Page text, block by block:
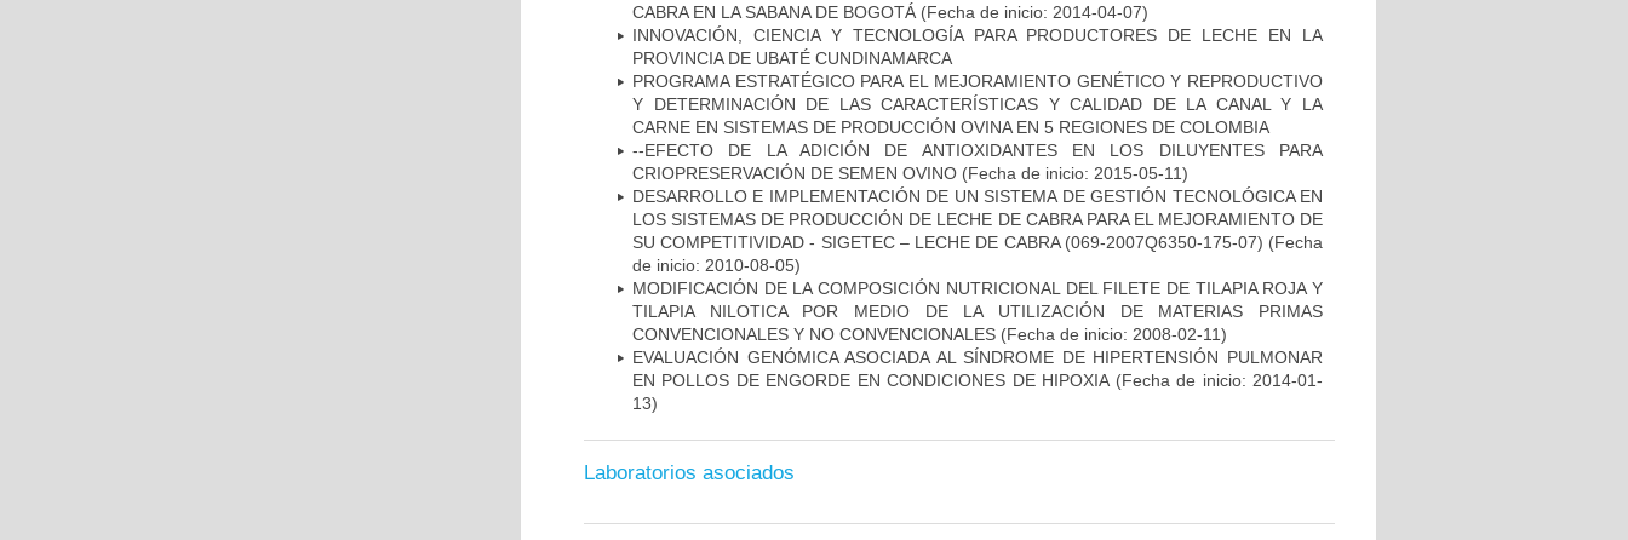
CABRA EN LA SABANA DE BOGOTÁ (Fecha de inicio: 2014-04-07)
INNOVACIÓN, CIENCIA Y TECNOLOGÍA PARA PRODUCTORES DE LECHE EN LA
PROVINCIA DE UBATÉ CUNDINAMARCA
PROGRAMA ESTRATÉGICO PARA EL MEJORAMIENTO GENÉTICO Y REPRODUCTIVO
Y DETERMINACIÓN DE LAS CARACTERÍSTICAS Y CALIDAD DE LA CANAL Y LA
CARNE EN SISTEMAS DE PRODUCCIÓN OVINA EN 5 REGIONES DE COLOMBIA
--EFECTO DE LA ADICIÓN DE ANTIOXIDANTES EN LOS DILUYENTES PARA
CRIOPRESERVACIÓN DE SEMEN OVINO (Fecha de inicio: 2015-05-11)
DESARROLLO E IMPLEMENTACIÓN DE UN SISTEMA DE GESTIÓN TECNOLÓGICA EN
LOS SISTEMAS DE PRODUCCIÓN DE LECHE DE CABRA PARA EL MEJORAMIENTO DE
SU COMPETITIVIDAD - SIGETEC – LECHE DE CABRA (069-2007Q6350-175-07) (Fecha
de inicio: 2010-08-05)
MODIFICACIÓN DE LA COMPOSICIÓN NUTRICIONAL DEL FILETE DE TILAPIA ROJA Y
TILAPIA NILOTICA POR MEDIO DE LA UTILIZACIÓN DE MATERIAS PRIMAS
CONVENCIONALES Y NO CONVENCIONALES (Fecha de inicio: 2008-02-11)
EVALUACIÓN GENÓMICA ASOCIADA AL SÍNDROME DE HIPERTENSIÓN PULMONAR
EN POLLOS DE ENGORDE EN CONDICIONES DE HIPOXIA(Fecha de inicio: 2014-01-
13)
Laboratorios asociados